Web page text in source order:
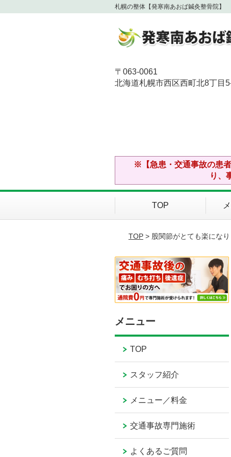
札幌の整体【発寒南あおば鍼灸整骨院】
〒063-0061
北海道札幌市西区西町北8丁目
※【急患・交通事故の患
り、
TOP
TOP> 股関節がとても楽になり
メニュー
TOP
スタッフ紹介
メニュー／料金
交通事故専門施術
よくあるご質問